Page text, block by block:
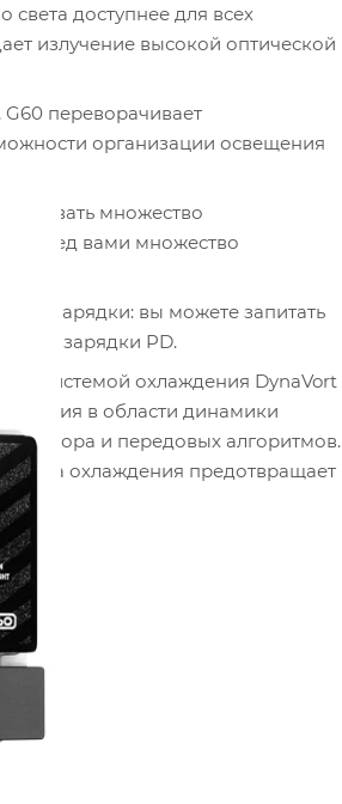
света доступнее для всех
излучение высокой оптической
переворачивает
организации освещения
множество
перед вами множество
зарядки: вы можете запитать
зарядки PD.
системой охлаждения DynaVort
в области динамики
и передовых алгоритмов.
охлаждения предотвращает